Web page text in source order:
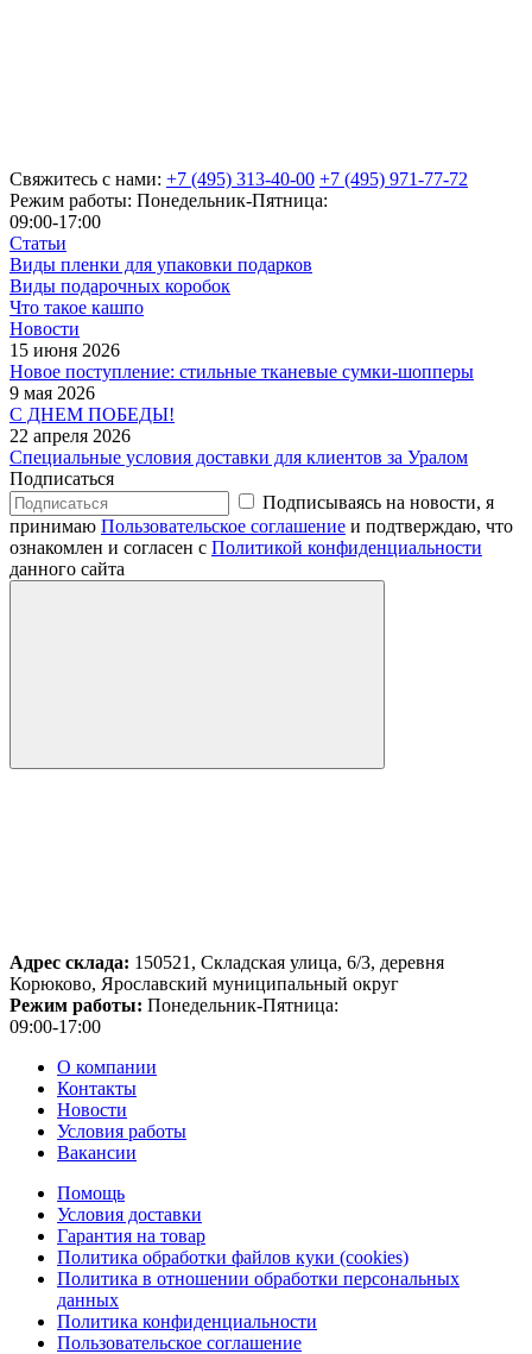
Свяжитесь с нами: +7 (495) 313-40-00 +7 (495) 971-77-72
Режим работы: Понедельник-Пятница:
09:00-17:00
Статьи
Виды пленки для упаковки подарков
Виды подарочных коробок
Что такое кашпо
Новости
15 июня 2026
Новое поступление: стильные тканевые сумки-шопперы
9 мая 2026
С ДНЕМ ПОБЕДЫ!
22 апреля 2026
Специальные условия доставки для клиентов за Уралом
Подписаться
Подписываясь на новости, я
принимаю Пользовательское соглашение и подтверждаю, что
ознакомлен и согласен с Политикой конфиденциальности
данного сайта
Адрес склада: 150521, Складская улица, 6/3, деревня
Корюково, Ярославский муниципальный округ
Режим работы: Понедельник-Пятница:
09:00-17:00
О компании
Контакты
Новости
Условия работы
Вакансии
Помощь
Условия доставки
Гарантия на товар
Политика обработки файлов куки (cookies)
Политика в отношении обработки персональных
данных
Политика конфиденциальности
Пользовательское соглашение